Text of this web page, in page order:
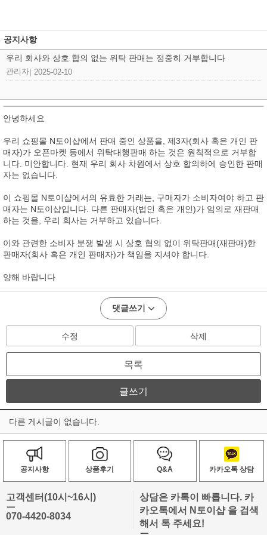
공지사항
우리 회사와 상호 합의 없는 위탁 판매는 정중히 거부합니다
관리자 2025-02-10
안녕하세요
우리 쇼핑몰 N토이샵에서 판매 중인 상품을, 제3자(회사 혹은 개인 판
매자)가 오픈마켓 등에서 위탁대행판매 하는 것은 원칙적으로 거부합
니다. 미안합니다. 현재 우리 회사 차원에서 상호 합의하에 승인한 판매
자는 없습니다.
이 쇼핑몰 N토이샵에서의 유효한 거래는, 구매자가 소비자여야 하고 판
매자는 N토이샵입니다. 다른 판매자(법인 혹은 개인)가 임의로 재판매
하는 것을, 우리 회사는 거부하고 있습니다.
이와 관련한 소비자 분쟁 발생 시 상호 협의 없이 위탁판매(재판매)한
판매자(회사 혹은 개인 판매자)가 책임을 지셔야 합니다.
양해 바랍니다
댓글쓰기
수정 삭제
목록
글쓰기
다른 게시글이 없습니다.
공지사항 상품후기 Q&A 카카오톡 상담
고객센터(10시~16시)
ㅡ
070-4420-8034
상담은 카톡이 빠릅니다. 카
카오톡에서 N토이샵 을 검색
해서 톡 주세요!
ㅡ